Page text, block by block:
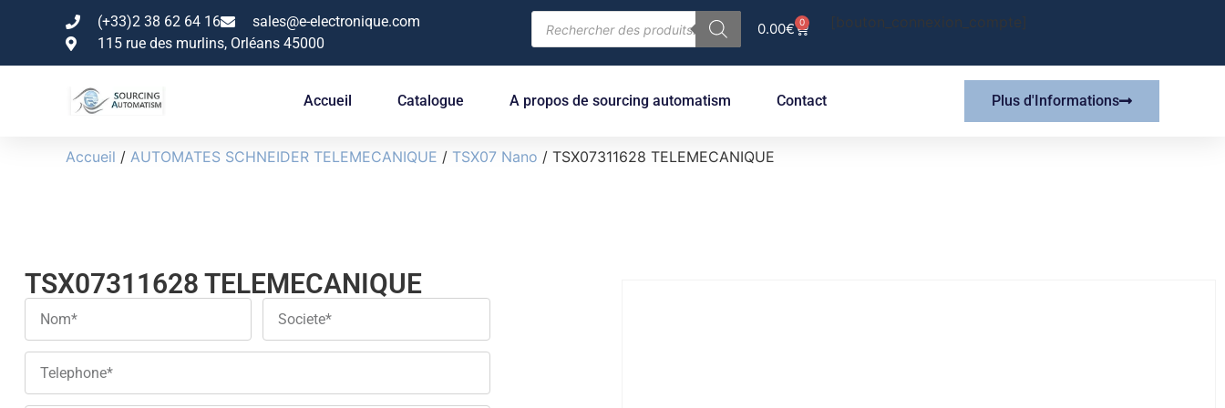
(+33)2 38 62 64 16
sales@e-electronique.com
115 rue des murlins, Orléans 45000
0.00€ 0 [bouton_connexion_compte]
Accueil Catalogue A propos de sourcing automatism Contact Plus d'Informations
Accueil / AUTOMATES SCHNEIDER TELEMECANIQUE / TSX07 Nano / TSX07311628 TELEMECANIQUE
TSX07311628 TELEMECANIQUE